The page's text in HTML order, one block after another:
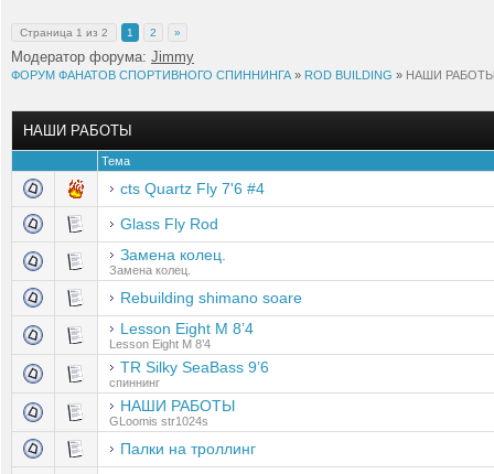
Страница 1 из 2 1 2 »
Модератор форума: Jimmy
ФОРУМ ФАНАТОВ СПОРТИВНОГО СПИННИНГА » ROD BUILDING » НАШИ
НАШИ РАБОТЫ
Тема
cts Quartz Fly 7'6 #4
Glass Fly Rod
Замена колец.
Замена колец.
Rebuilding shimano soare
Lesson Eight M 8’4
Lesson Eight M 8’4
TR Silky SeaBass 9’6
спиннинг
НАШИ РАБОТЫ
GLoomis str1024s
Палки на троллинг